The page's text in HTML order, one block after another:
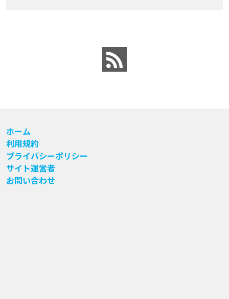
ホーム
利用規約
プライバシーポリシー
サイト運営者
お問い合わせ